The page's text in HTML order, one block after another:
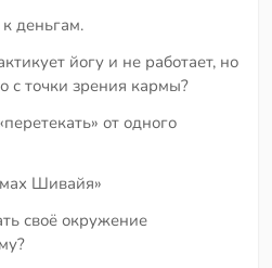
деньгам.
йогу и не работает, но
с точки зрения кармы?
от одного
Шивайя»
своё окружение